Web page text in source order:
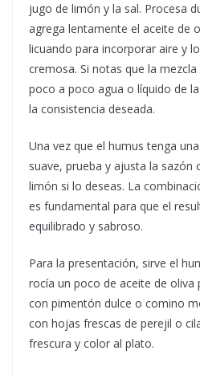
jugo de limón y la sal. Procesa
agrega lentamente el aceite de
licuando para incorporar aire y
cremosa. Si notas que la
poco a poco agua o líquido de
la consistencia deseada.
Una vez que el humus tenga
suave, prueba y ajusta la sazón
limón si lo deseas. La
es fundamental para que el
equilibrado y sabroso.
Para la presentación, sirve el
rocía un poco de aceite de oliva
con pimentón dulce o comino
con hojas frescas de perejil o
frescura y color al plato.